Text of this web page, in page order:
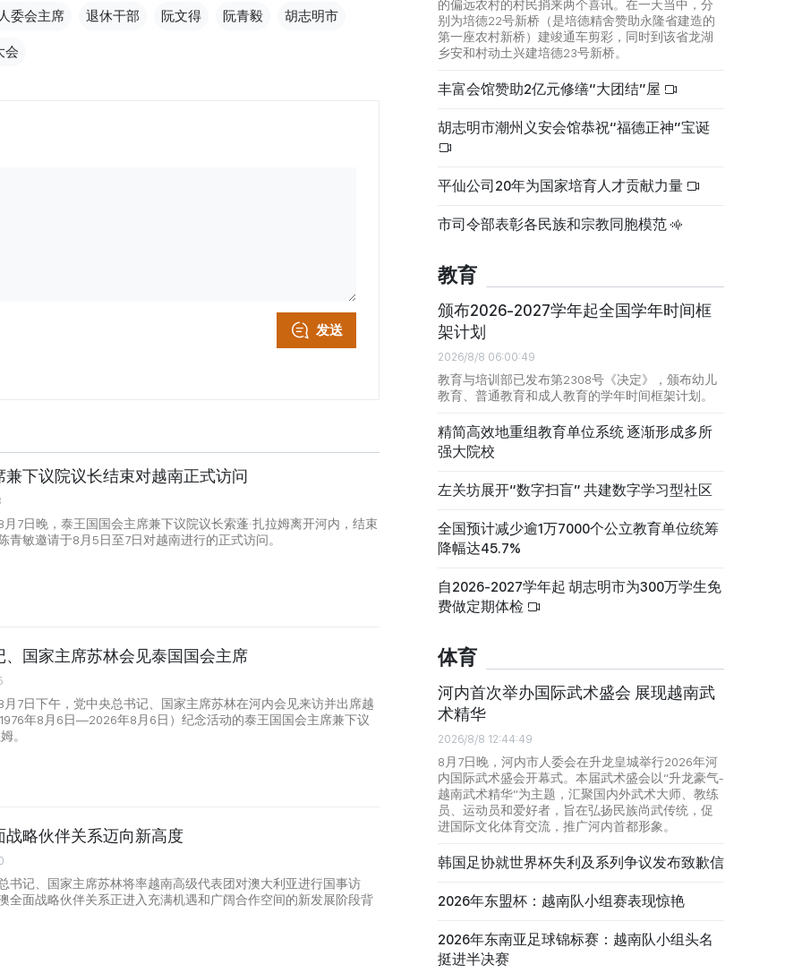
委会主席 退休干部 阮文得 阮青毅 胡志明市
会
发送
兼下议院议长结束对越南正式访问
7日晚，泰王国国会主席兼下议院议长索蓬·扎拉姆离开河内，结束
青敏邀请于8月5日至7日对越南进行的正式访问。
、国家主席苏林会见泰国国会主席
7日下午，党中央总书记、国家主席苏林在河内会见来访并出席越
年8月6日—2026年8月6日）纪念活动的泰王国国会主席兼下议
。
战略伙伴关系迈向新高度
书记、国家主席苏林将率越南高级代表团对澳大利亚进行国事访
全面战略伙伴关系正进入充满机遇和广阔合作空间的新发展阶段背
的偏远农村的村民捎来两个喜讯。在一天当中，分
别为培德22号新桥（是培德精舍赞助永隆省建造的
第一座农村新桥）建竣通车剪彩，同时到该省龙湖
乡安和村动土兴建培德23号新桥。
丰富会馆赞助2亿元修缮“大团结”屋
胡志明市潮州义安会馆恭祝“福德正神”宝诞
平仙公司20年为国家培育人才贡献力量
市司令部表彰各民族和宗教同胞模范
教育
颁布2026-2027学年起全国学年时间框
架计划
2026/8/8 06:00:49
教育与培训部已发布第2308号《决定》，颁布幼儿
教育、普通教育和成人教育的学年时间框架计划。
精简高效地重组教育单位系统 逐渐形成多所
强大院校
左关坊展开“数字扫盲” 共建数字学习型社区
全国预计减少逾1万7000个公立教育单位统筹
降幅达45.7%
自2026-2027学年起 胡志明市为300万学生免
费做定期体检
体育
河内首次举办国际武术盛会 展现越南武
术精华
2026/8/8 12:44:49
8月7日晚，河内市人委会在升龙皇城举行2026年河
内国际武术盛会开幕式。本届武术盛会以“升龙豪气-
越南武术精华”为主题，汇聚国内外武术大师、教练
员、运动员和爱好者，旨在弘扬民族尚武传统，促
进国际文化体育交流，推广河内首都形象。
韩国足协就世界杯失利及系列争议发布致歉信
2026年东盟杯：越南队小组赛表现惊艳
2026年东南亚足球锦标赛：越南队小组头名
挺进半决赛